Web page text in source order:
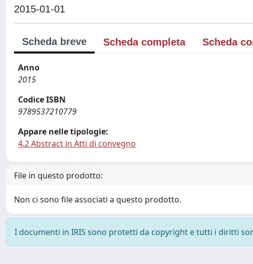
2015-01-01
Scheda breve Scheda completa Scheda
Anno
2015
Codice ISBN
9789537210779
Appare nelle tipologie:
4.2 Abstract in Atti di convegno
File in questo prodotto:
Non ci sono file associati a questo prodotto.
I documenti in IRIS sono protetti da copyright e tutti i diritti